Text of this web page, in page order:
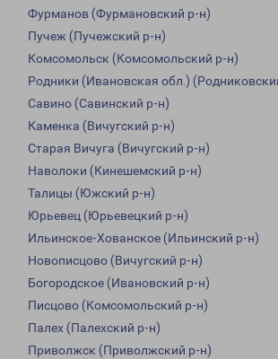
Фурманов (Фурмановский р-н)
Пучеж (Пучежский р-н)
Комсомольск (Комсомольский р-н)
Родники (Ивановская обл.)
Савино (Савинский р-н)
Каменка (Вичугский р-н)
Старая Вичуга (Вичугский р-н)
Наволоки (Кинешемский р-н)
Талицы (Южский р-н)
Юрьевец (Юрьевецкий р-н)
Ильинское-Хованское (Ильинский р-н)
Новописцово (Вичугский р-н)
Богородское (Ивановский р-н)
Писцово (Комсомольский р-н)
Палех (Палехский р-н)
Приволжск (Приволжский р-н)